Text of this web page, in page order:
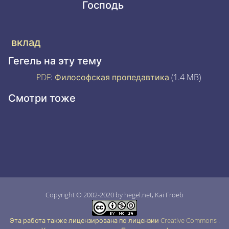
Господь
вклад
Гегель на эту тему
PDF: Философская пропедавтика (1.4 MB)
Смотри тоже
Copyright © 2002-2020 by hegel.net, Kai Froeb
Эта работа также лицензирована по лицензии Creative Commons .